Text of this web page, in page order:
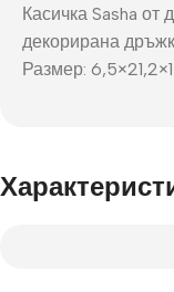
Касичка Sasha от
декорирана
Размер: